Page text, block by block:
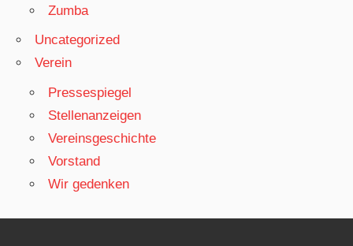
Zumba
Uncategorized
Verein
Pressespiegel
Stellenanzeigen
Vereinsgeschichte
Vorstand
Wir gedenken